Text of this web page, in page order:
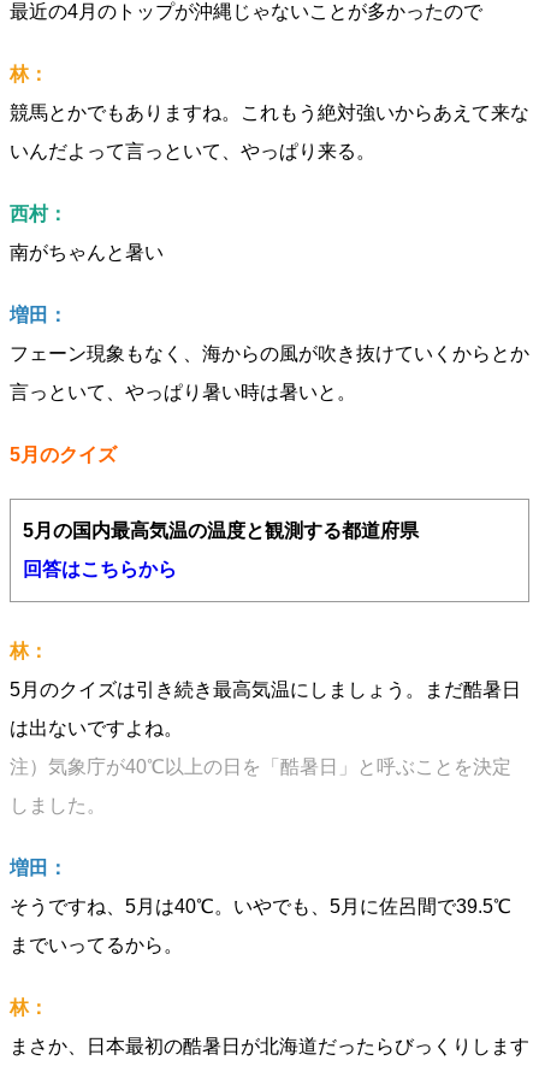
最近の4月のトップが沖縄じゃないことが多かったので
林：
競馬とかでもありますね。これもう絶対強いからあえて来な
いんだよって言っといて、やっぱり来る。
西村：
南がちゃんと暑い
増田：
フェーン現象もなく、海からの風が吹き抜けていくからとか
言っといて、やっぱり暑い時は暑いと。
5月のクイズ
5月の国内最高気温の温度と観測する都道府県
回答はこちらから
林：
5月のクイズは引き続き最高気温にしましょう。まだ酷暑日
は出ないですよね。
注）気象庁が40℃以上の日を「酷暑日」と呼ぶことを決定
しました。
増田：
そうですね、5月は40℃。いやでも、5月に佐呂間で39.5℃
までいってるから。
林：
まさか、日本最初の酷暑日が北海道だったらびっくりします